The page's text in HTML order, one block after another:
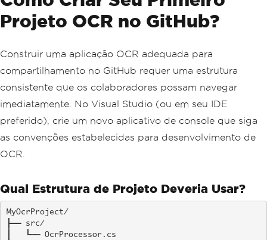
Projeto OCR no GitHub?
Construir uma aplicação OCR adequada para
compartilhamento no GitHub requer uma estrutura
consistente que os colaboradores possam navegar
imediatamente. No Visual Studio (ou em seu IDE
preferido), crie um novo aplicativo de console que siga
as convenções estabelecidas para desenvolvimento de
OCR.
Qual Estrutura de Projeto Deveria Usar?
MyOcrProject/
├── src/
│   └── OcrProcessor.cs